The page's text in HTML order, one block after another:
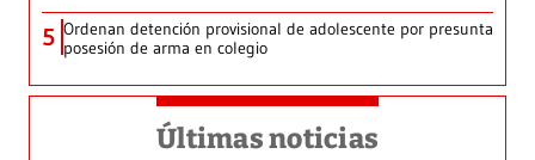
5 Ordenan detención provisional de adolescente por presunta
posesión de arma en colegio
Últimas noticias